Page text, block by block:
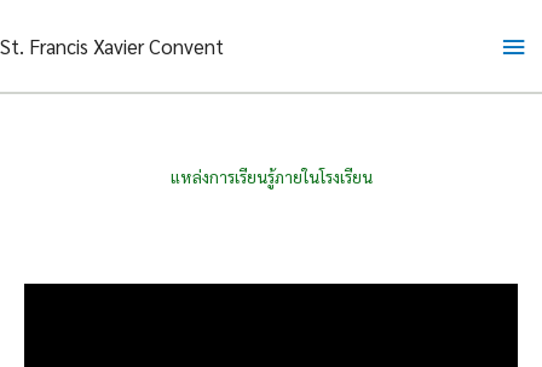
to
St. Francis Xavier Convent
แหล่งการเรียนรู้ภายในโรงเรียน